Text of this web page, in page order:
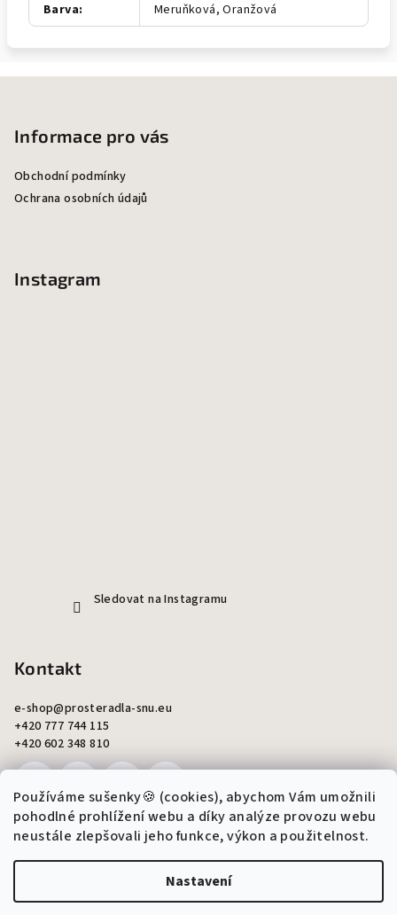
Používáme sušenky🍪 (cookies), abychom Vám umožnili
pohodlné prohlížení webu a díky analýze provozu webu
neustále zlepšovali jeho funkce, výkon a použitelnost.
Nastavení
Barva: Meruňková, Oranžová
Informace pro vás
Obchodní podmínky
Ochrana osobních údajů
Instagram
Sledovat na Instagramu
Kontakt
e-shop@prosteradla-snu.eu
+420 777 744 115
+420 602 348 810
Copyright 2026Šití snů - Monika Ondráková. Všechna práva
Upravit nastavení cookies